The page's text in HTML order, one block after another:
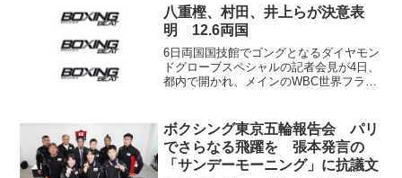
日）メキシコのリゾートタウン、カンク
ンでパブロ・セサール...
八重樫、村田、井上らが決意表
明 12.6両国
6日両国国技館でゴングとなるダイヤモン
ドグローブスペシャルの記者会見が4日、
都内で開かれ、メインのWBC世界フライ
輪金メダリスト村田諒太（三迫）、最速
タイ記録となるプ...
ボクシング東京五輪報告会 パリ
でさらなる飛躍を 張本発言の
「サンデーモーニング」に抗議文